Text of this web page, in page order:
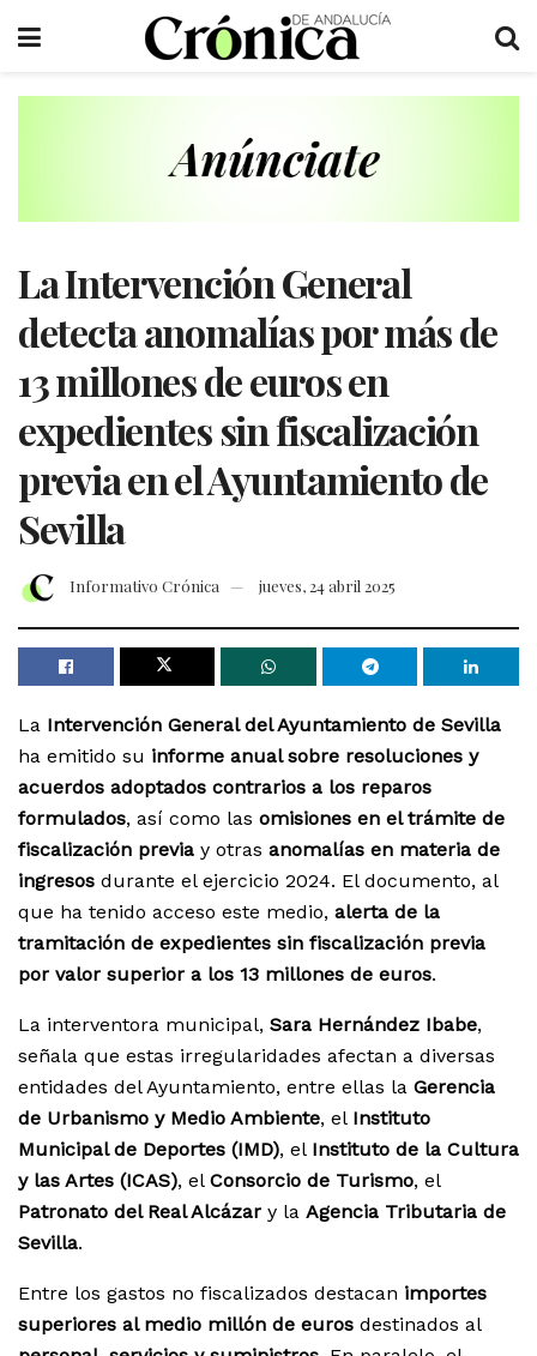
La Intervención General
detecta anomalías por más de
13 millones de euros en
expedientes sin fiscalización
previa en el Ayuntamiento de
Sevilla
Informativo Crónica jueves, 24 abril 2025
La Intervención General del Ayuntamiento de Sevilla
ha emitido su informe anual sobre resoluciones y
acuerdos adoptados contrarios a los reparos
formulados, así como las omisiones en el trámite de
fiscalización previa y otras anomalías en materia de
ingresos durante el ejercicio 2024. El documento, al
que ha tenido acceso este medio, alerta de la
tramitación de expedientes sin fiscalización previa
por valor superior a los 13 millones de euros.
La interventora municipal, Sara Hernández Ibabe,
señala que estas irregularidades afectan a diversas
entidades del Ayuntamiento, entre ellas la Gerencia
de Urbanismo y Medio Ambiente, el Instituto
Municipal de Deportes (IMD), el Instituto de la Cultura
y las Artes (ICAS), el Consorcio de Turismo, el
Patronato del Real Alcázar y la Agencia Tributaria de
Sevilla.
Entre los gastos no fiscalizados destacan importes
superiores al medio millón de euros destinados al